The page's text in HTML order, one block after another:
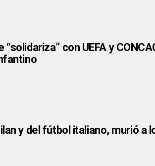
con UEFA y
y del fútbol italiano, murió a